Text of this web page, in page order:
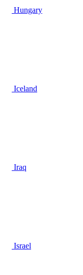
Hungary
Iceland
Iraq
Israel